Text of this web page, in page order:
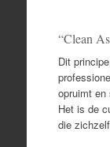
“Clean
Dit
opruimt
Het is de
die